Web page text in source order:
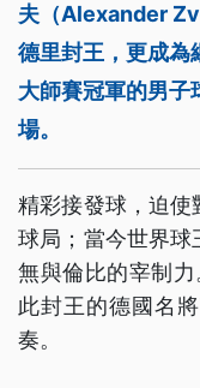
夫（Alexander
德里封王，更成為
大師賽冠軍的男
場。
精彩接發球，迫使
球局；當今世界球
無與倫比的宰制
此封王的德國名
奏。